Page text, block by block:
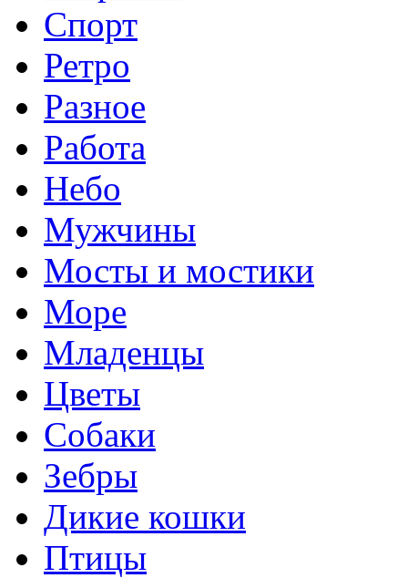
Спорт
Ретро
Разное
Работа
Небо
Мужчины
Мосты и мостики
Море
Младенцы
Цветы
Собаки
Зебры
Дикие кошки
Птицы